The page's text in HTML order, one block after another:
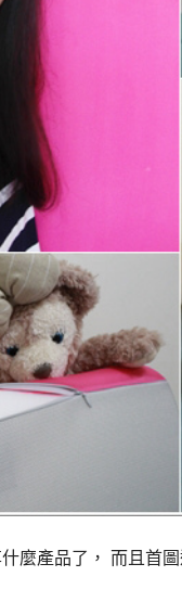
麼產品了， 而且首